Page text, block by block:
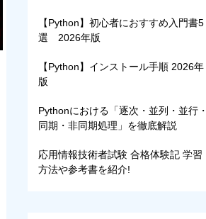
【Python】初心者におすすめ入門書5
選 2026年版
【Python】インストール手順 2026年
版
Pythonにおける「逐次・並列・並行・
同期・非同期処理」を徹底解説
応用情報技術者試験 合格体験記 学習
方法や参考書を紹介!